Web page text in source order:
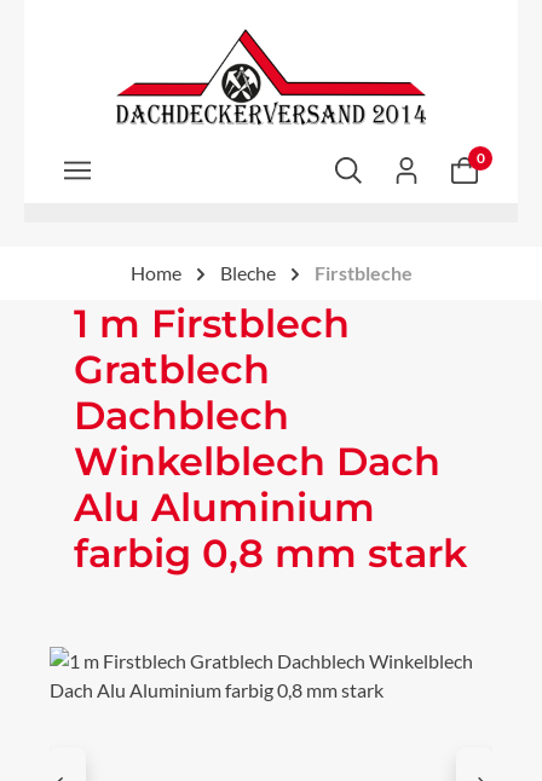
Zum Hauptinhalt springen
0
Home Bleche Firstbleche
1 m Firstblech
Gratblech
Dachblech
Winkelblech Dach
Alu Aluminium
farbig 0,8 mm stark
Bildergalerie überspringen